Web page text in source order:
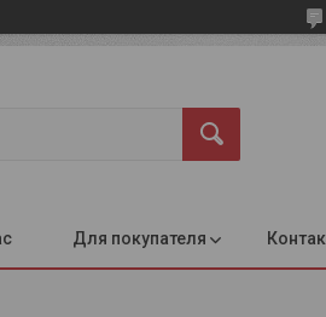
Для покупателя